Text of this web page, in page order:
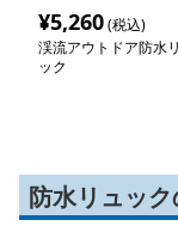
¥5,260(税込)
渓流アウトドア防水
ック
防水リュッ